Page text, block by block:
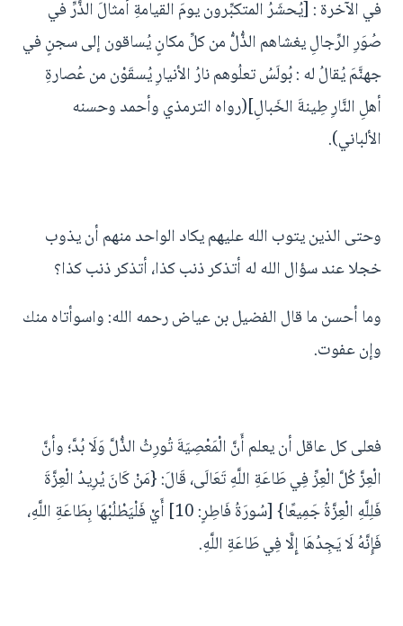
في الآخرة : [يُحشَرُ المتكبِّرون يومَ القيامةِ أمثالَ الذَّرِّ في
صُوَرِ الرِّجالِ يغشاهم الذُّلُّ من كلِّ مكانٍ يُساقون إلى سجنٍ في
جهنَّمَ يُقالُ له : بُولَسُ تعلُوهم نارُ الأنيارِ يُسقَوْن من عُصارةِ
أهلِ النَّارِ طِينةَ الخَبالِ](رواه الترمذي وأحمد وحسنه
الألباني).
وحتى الذين يتوب الله عليهم يكاد الواحد منهم أن يذوب
خجلا عند سؤال الله له أتذكر ذنب كذا، أتذكر ذنب كذا؟
وما أحسن ما قال الفضيل بن عياض رحمه الله‏:‏ واسوأتاه منك
وإن عفوت‏.‏
فعلى كل عاقل أن يعلم أَنَّ الْمَعْصِيَةَ تُورِثُ الذُّلَّ وَلَا بُدَّ؛ وأنَّ
الْعِزَّ كُلَّ الْعِزِّ فِي طَاعَةِ اللَّهِ تَعَالَى، قَالَ: {مَنْ كَانَ يُرِيدُ الْعِزَّةَ
فَلِلَّهِ الْعِزَّةُ جَمِيعًا} [سُورَةُ فَاطِرٍ: 10] أَيْ فَلْيَطْلُبْهَا بِطَاعَةِ اللَّهِ،
فَإِنَّهُ لَا يَجِدُهَا إِلَّا فِي طَاعَةِ اللَّهِ.